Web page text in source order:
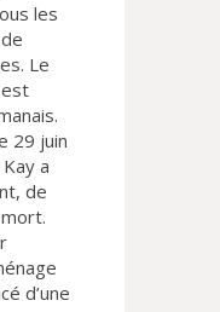
les
Le
29 juin
a
de
d’une